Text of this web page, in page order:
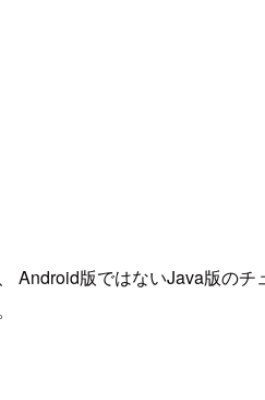
版ではないJava版の